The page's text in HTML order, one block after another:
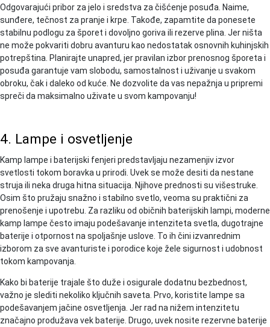
Odgovarajući pribor za jelo i sredstva za čišćenje posuđa. Naime,
sunđere, tečnost za pranje i krpe. Takođe, zapamtite da ponesete
stabilnu podlogu za šporet i dovoljno goriva ili rezerve plina. Jer ništa
ne može pokvariti dobru avanturu kao nedostatak osnovnih kuhinjskih
potrepština. Planirajte unapred, jer pravilan izbor prenosnog šporeta i
posuđa garantuje vam slobodu, samostalnost i uživanje u svakom
obroku, čak i daleko od kuće. Ne dozvolite da vas nepažnja u pripremi
spreči da maksimalno uživate u svom kampovanju!
4. Lampe i osvetljenje
Kamp lampe i baterijski fenjeri predstavljaju nezamenjiv izvor
svetlosti tokom boravka u prirodi. Uvek se može desiti da nestane
struja ili neka druga hitna situacija. Njihove prednosti su višestruke.
Osim što pružaju snažno i stabilno svetlo, veoma su praktični za
prenošenje i upotrebu. Za razliku od običnih baterijskih lampi, moderne
kamp lampe često imaju podešavanje intenziteta svetla, dugotrajne
baterije i otpornost na spoljašnje uslove. To ih čini izvanrednim
izborom za sve avanturiste i porodice koje žele sigurnost i udobnost
tokom kampovanja.
Kako bi baterije trajale što duže i osigurale dodatnu bezbednost,
važno je slediti nekoliko ključnih saveta. Prvo, koristite lampe sa
podešavanjem jačine osvetljenja. Jer rad na nižem intenzitetu
značajno produžava vek baterije. Drugo, uvek nosite rezervne baterije